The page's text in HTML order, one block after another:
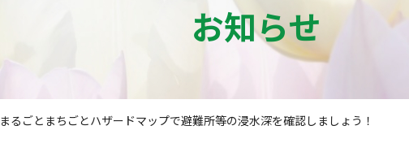
お知らせ
まるごとまちごとハザードマップで避難所等の浸水深を確認しましょう！